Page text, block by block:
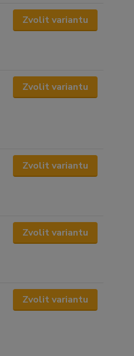
Zvolit variantu
Zvolit variantu
Zvolit variantu
Zvolit variantu
Zvolit variantu